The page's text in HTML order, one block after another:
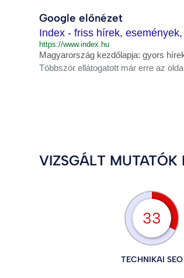
Google előnézet
Index - friss hírek,
https://www.index.hu
Magyarország kezdőlapja: gyors
Többször ellátogatott már erre az
VIZSGÁLT MUTATÓK
33
TECHNIKAI SEO